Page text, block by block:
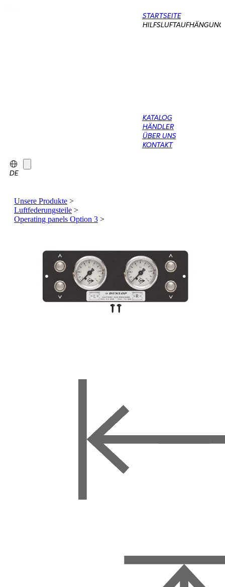
STARTSEITE
HILFSLUFTAUFHÄNGUNG
KATALOG
HÄNDLER
ÜBER UNS
KONTAKT
DE
Unsere Produkte >
Luftfederungsteile >
Operating panels Option 3 >